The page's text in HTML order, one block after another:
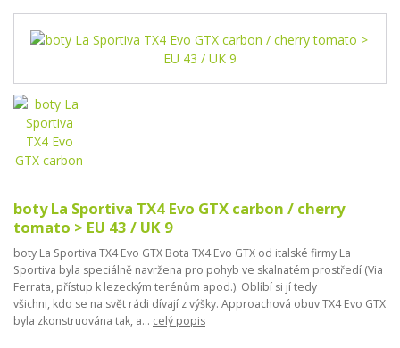
boty La Sportiva TX4 Evo GTX carbon / cherry
tomato > EU 43 / UK 9
boty La Sportiva TX4 Evo GTX Bota TX4 Evo GTX od italské firmy La
Sportiva byla speciálně navržena pro pohyb ve skalnatém prostředí (Via
Ferrata, přístup k lezeckým terénům apod.). Oblíbí si jí tedy
všichni, kdo se na svět rádi dívají z výšky. Approachová obuv TX4 Evo GTX
byla zkonstruována tak, a... celý popis